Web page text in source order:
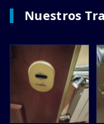
Nuestros